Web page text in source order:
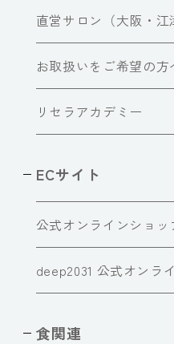
直営サロン（大阪・江
お取扱いをご希望の方
リセラアカデミー
ECサイト
公式オンラインショッ
deep2031 公式オンラ
食関連